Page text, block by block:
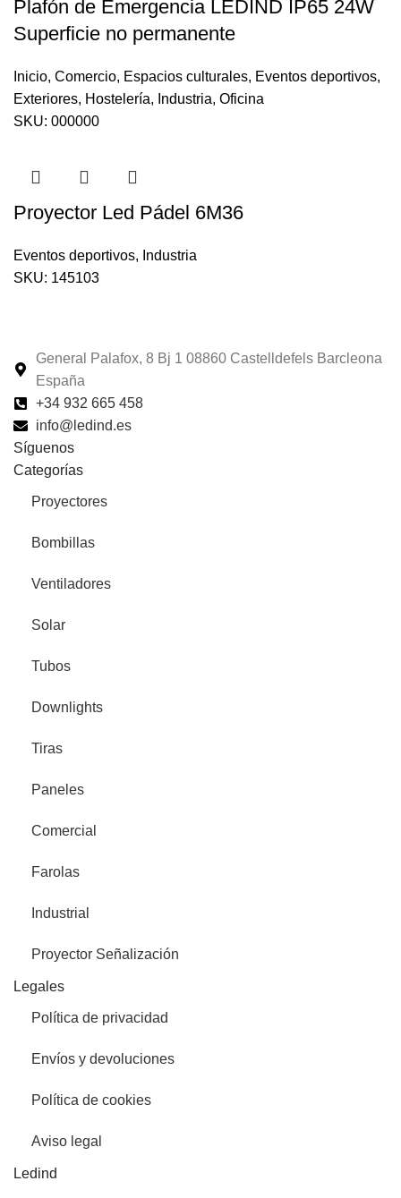
Plafón de Emergencia LEDIND IP65 24W
Superficie no permanente
Inicio, Comercio, Espacios culturales, Eventos deportivos,
Exteriores, Hostelería, Industria, Oficina
SKU: 000000
Proyector Led Pádel 6M36
Eventos deportivos, Industria
SKU: 145103
General Palafox, 8 Bj 1 08860 Castelldefels Barcleona
España
+34 932 665 458‬
info@ledind.es
Síguenos
Categorías
Proyectores
Bombillas
Ventiladores
Solar
Tubos
Downlights
Tiras
Paneles
Comercial
Farolas
Industrial
Proyector Señalización
Legales
Política de privacidad
Envíos y devoluciones
Política de cookies
Aviso legal
Ledind